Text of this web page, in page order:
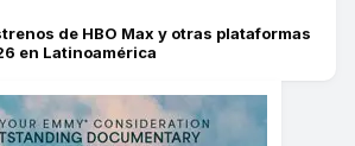
de HBO Max y otras plataformas
en Latinoamérica